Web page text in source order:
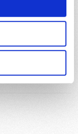
alcoliche e